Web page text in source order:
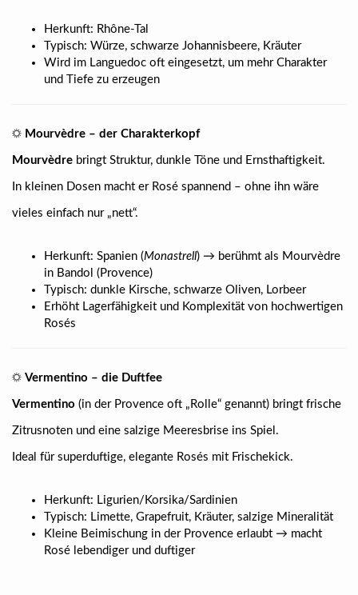
Herkunft: Rhône-Tal
Typisch: Würze, schwarze Johannisbeere, Kräuter
Wird im Languedoc oft eingesetzt, um mehr Charakter
und Tiefe zu erzeugen
☼ Mourvèdre – der Charakterkopf
Mourvèdre bringt Struktur, dunkle Töne und Ernsthaftigkeit.
In kleinen Dosen macht er Rosé spannend – ohne ihn wäre
vieles einfach nur „nett“.
Herkunft: Spanien (Monastrell) → berühmt als Mourvèdre
in Bandol (Provence)
Typisch: dunkle Kirsche, schwarze Oliven, Lorbeer
Erhöht Lagerfähigkeit und Komplexität von hochwertigen
Rosés
☼ Vermentino – die Duftfee
Vermentino (in der Provence oft „Rolle“ genannt) bringt frische
Zitrusnoten und eine salzige Meeresbrise ins Spiel.
Ideal für superduftige, elegante Rosés mit Frischekick.
Herkunft: Ligurien/Korsika/Sardinien
Typisch: Limette, Grapefruit, Kräuter, salzige Mineralität
Kleine Beimischung in der Provence erlaubt → macht
Rosé lebendiger und duftiger